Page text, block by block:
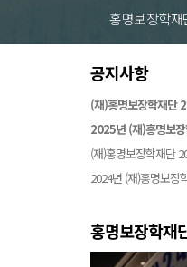
홍명보장학
공지사항
(재)홍명보장학재단
2025년 (재)홍명보
(재)홍명보장학재단
2024년 (재)홍명보
홍명보장학재